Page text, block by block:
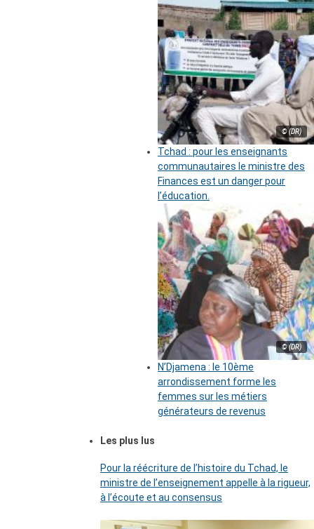
© (DR)
Tchad : pour les enseignants
communautaires le ministre des
Finances est un danger pour
l’éducation.
© (DR)
N’Djamena : le 10ème
arrondissement forme les
femmes sur les métiers
générateurs de revenus
Les plus lus
Pour la réécriture de l’histoire du Tchad, le
ministre de l’enseignement appelle à la rigueur,
à l’écoute et au consensus